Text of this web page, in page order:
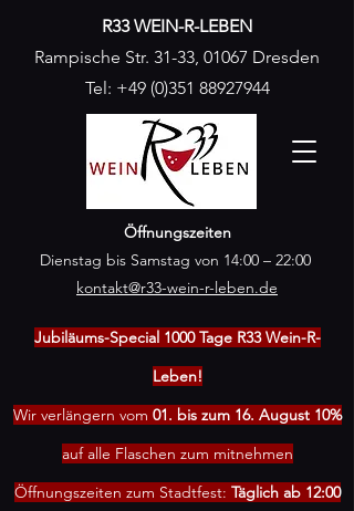
Öffnungszeiten
Dienstag bis Samstag von 14:00 – 22:00
kontakt@r33-wein-r-leben.de
R33 WEIN-R-LEBEN
Rampische Str. 31-33, 01067 Dresden
Tel: +49 (0)351 88927944
Jubiläums-Special 1000 Tage R33 Wein-R-
Leben!
Wir verlängern vom 01. bis zum 16. August 10%
auf alle Flaschen zum mitnehmen
Öffnungszeiten zum Stadtfest: Täglich ab 12:00